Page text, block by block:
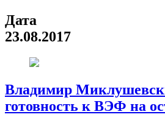
Дата
23.08.2017
Владимир
готовность к ВЭФ на